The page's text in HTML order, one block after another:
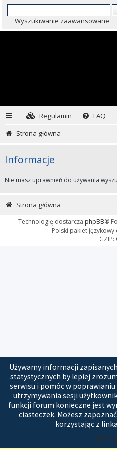
Wyszukiwanie zaawansowane
Regulamin
FAQ
Strona główna
Informacje
Nie masz uprawnień do używania
Używamy informacji
statystycznych by lepiej
serwisu i pomóc w
utrzymywania sesji
funkcji forum konieczne jest
ciasteczek. Możesz
korzystając z
Strona główna
Technologię dostarcza phpBB®
Polski pakiet językowy
GZIP: